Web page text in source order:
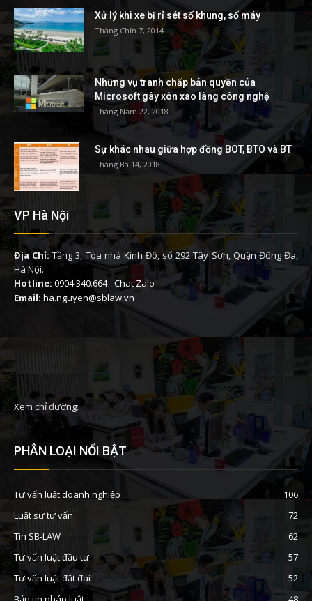
Xử lý khi xe bị rỉ sét số khung, số máy
Tháng Chín 7, 2014
Những vụ tranh chấp bản quyền của
Microsoft gây xôn xao làng công nghệ
Tháng Năm 22, 2018
Sự khác nhau giữa hợp đồng BOT, BTO và BT
Tháng Ba 14, 2018
VP Hà Nội
Địa Chỉ: Tầng 3, Tòa nhà Kinh Đô, số 292 Tây Sơn, Quận Đống Đa,
Hà Nội.
Hotline: 0904.340.664-Chat Zalo
Email: ha.nguyen@sblaw.vn
Xem chỉ đường:
PHÂN LOẠI NỔI BẬT
Tư vấn luật doanh nghiệp
106
Luật sư tư vấn
72
Tin SB-LAW
62
Tư vấn luật đầu tư
57
Tư vấn luật đất đai
52